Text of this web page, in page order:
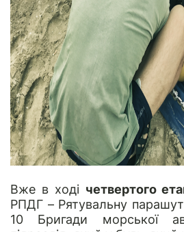
Вже в ході четвертого
РПДГ – Рятувальну
10 Бригади морської